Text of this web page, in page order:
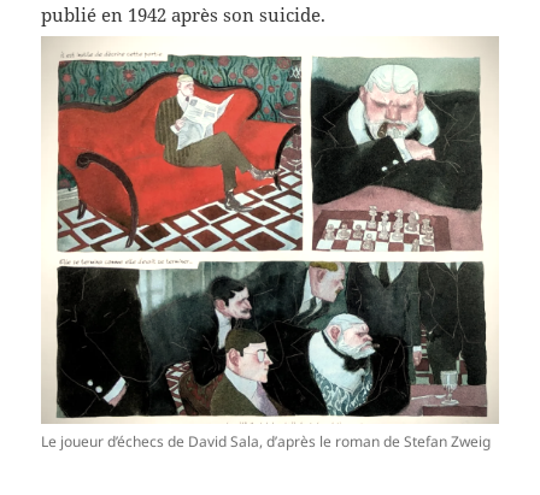
publié en 1942 après son suicide.
Le joueur d’échecs de David Sala, d’après le roman de Stefan Zweig